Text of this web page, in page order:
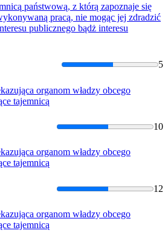
państwową, z którą zapoznaje się
pracą, nie mogąc jej zdradzić
publicznego bądż interesu
5
organom władzy obcego
tajemnicą
10
organom władzy obcego
tajemnicą
12
organom władzy obcego
tajemnicą